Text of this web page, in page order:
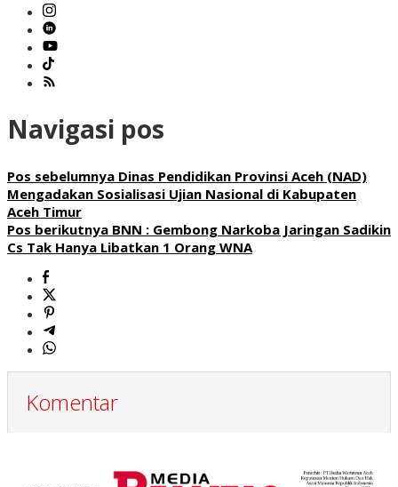
Navigasi pos
Pos sebelumnya Dinas Pendidikan Provinsi Aceh (NAD)
Mengadakan Sosialisasi Ujian Nasional di Kabupaten
Aceh Timur
Pos berikutnya BNN : Gembong Narkoba Jaringan Sadikin
Cs Tak Hanya Libatkan 1 Orang WNA
Komentar